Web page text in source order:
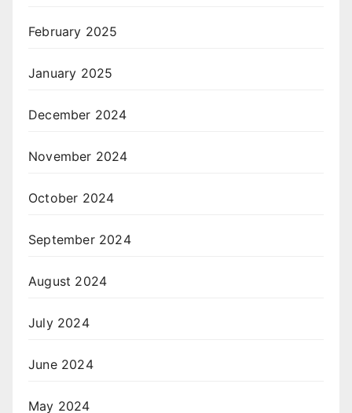
February 2025
January 2025
December 2024
November 2024
October 2024
September 2024
August 2024
July 2024
June 2024
May 2024